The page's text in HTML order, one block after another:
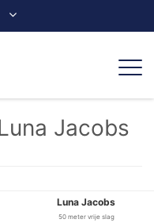
Jacobs
Luna Jacobs
50 meter vrije slag